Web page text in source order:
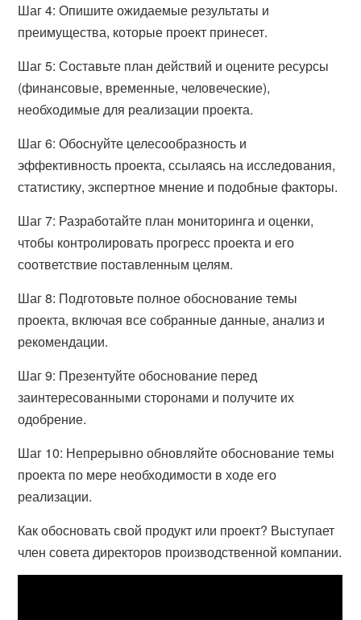
Шаг 4: Опишите ожидаемые результаты и
преимущества, которые проект принесет.
Шаг 5: Составьте план действий и оцените ресурсы
(финансовые, временные, человеческие),
необходимые для реализации проекта.
Шаг 6: Обоснуйте целесообразность и
эффективность проекта, ссылаясь на исследования,
статистику, экспертное мнение и подобные факторы.
Шаг 7: Разработайте план мониторинга и оценки,
чтобы контролировать прогресс проекта и его
соответствие поставленным целям.
Шаг 8: Подготовьте полное обоснование темы
проекта, включая все собранные данные, анализ и
рекомендации.
Шаг 9: Презентуйте обоснование перед
заинтересованными сторонами и получите их
одобрение.
Шаг 10: Непрерывно обновляйте обоснование темы
проекта по мере необходимости в ходе его
реализации.
Как обосновать свой продукт или проект? Выступает
член совета директоров производственной компании.